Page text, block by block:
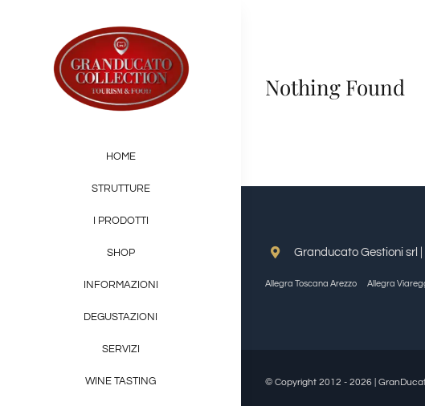
contenuto
HOME
STRUTTURE
I PRODOTTI
SHOP
INFORMAZIONI
DEGUSTAZIONI
SERVIZI
WINE TASTING
Nothing Found
Granducato Gestioni srl |
Allegra Toscana Arezzo Allegra
© Copyright 2012 - 2026 |